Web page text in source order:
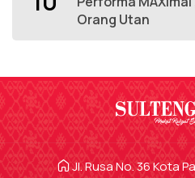
Orang Utan
Jl. Rusa No. 36 Kota